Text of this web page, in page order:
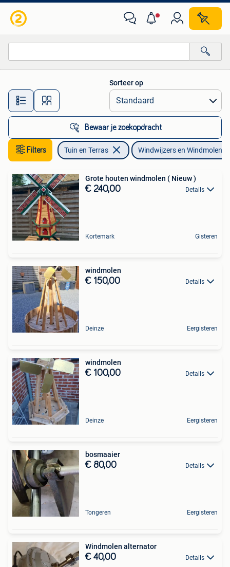
Alle afstanden…
Sorteer op
Bewaar je zoekopdracht
Filters Tuin en Terras Windwijzers en Windmolens
Grote houten windmolen ( Nieuw )
€ 240,00 Details
Kortemark Gisteren
windmolen
€ 150,00 Details
Deinze Eergisteren
windmolen
€ 100,00 Details
Deinze Eergisteren
bosmaaier
€ 80,00 Details
Tongeren Eergisteren
Windmolen alternator
€ 40,00 Details